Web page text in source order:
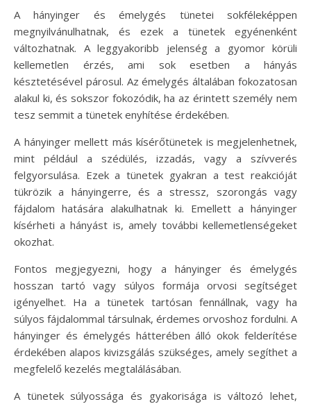
A hányinger és émelygés tünetei sokféleképpen
megnyilvánulhatnak, és ezek a tünetek egyénenként
változhatnak. A leggyakoribb jelenség a gyomor körüli
kellemetlen érzés, ami sok esetben a hányás
késztetésével párosul. Az émelygés általában fokozatosan
alakul ki, és sokszor fokozódik, ha az érintett személy nem
tesz semmit a tünetek enyhítése érdekében.
A hányinger mellett más kísérőtünetek is megjelenhetnek,
mint például a szédülés, izzadás, vagy a szívverés
felgyorsulása. Ezek a tünetek gyakran a test reakcióját
tükrözik a hányingerre, és a stressz, szorongás vagy
fájdalom hatására alakulhatnak ki. Emellett a hányinger
kísérheti a hányást is, amely további kellemetlenségeket
okozhat.
Fontos megjegyezni, hogy a hányinger és émelygés
hosszan tartó vagy súlyos formája orvosi segítséget
igényelhet. Ha a tünetek tartósan fennállnak, vagy ha
súlyos fájdalommal társulnak, érdemes orvoshoz fordulni. A
hányinger és émelygés hátterében álló okok felderítése
érdekében alapos kivizsgálás szükséges, amely segíthet a
megfelelő kezelés megtalálásában.
A tünetek súlyossága és gyakorisága is változó lehet,